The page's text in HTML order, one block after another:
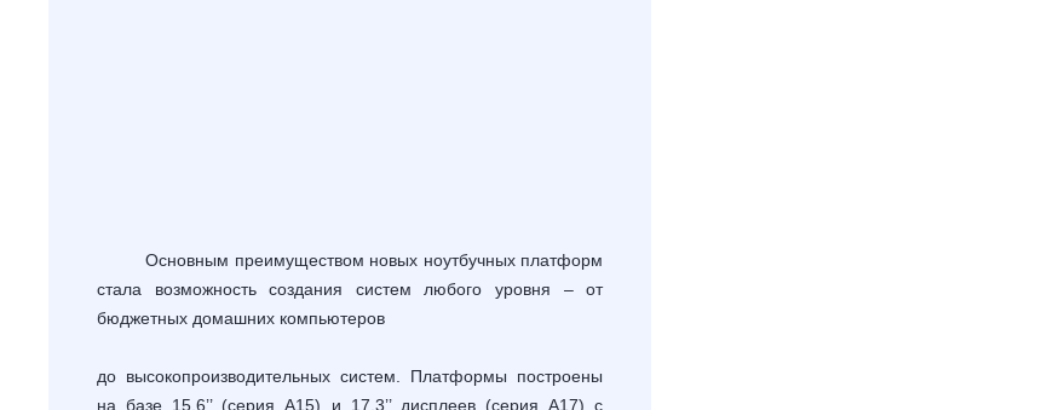
Основным преимуществом новых ноутбучных платформ
стала возможность создания систем любого уровня – от
бюджетных домашних компьютеров
до высокопроизводительных систем. Платформы построены
на базе 15,6’’ (серияA15) и 17,3’’ дисплеев (серияA17) с